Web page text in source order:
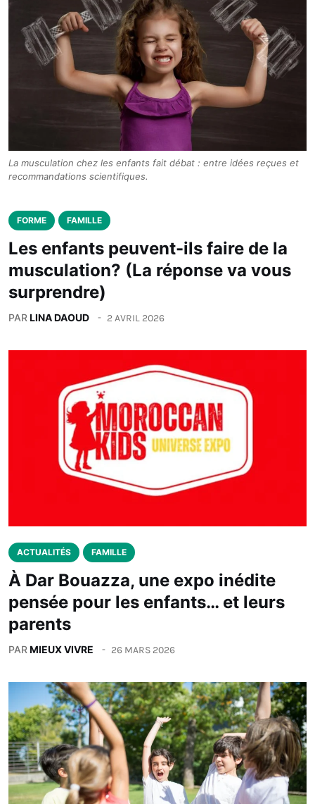
La musculation chez les enfants fait débat : entre idées reçues et
recommandations scientifiques.
FORME FAMILLE
Les enfants peuvent-ils faire de la
musculation? (La réponse va vous
surprendre)
PARLINA DAOUD 2 AVRIL 2026
ACTUALITÉS FAMILLE
À Dar Bouazza, une expo inédite
pensée pour les enfants… et leurs
parents
PARMIEUX VIVRE 26 MARS 2026